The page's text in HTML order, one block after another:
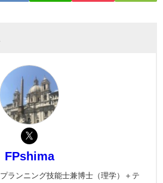
FPshima
ランニング技能士兼博士（理学）＋テ